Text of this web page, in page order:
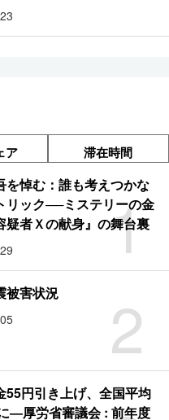
ア 滞在時間
1
を悼む：誰も考えつかな
リック──ミステリーの金
疑者Ｘの献身』の舞台裏
2
被害状況
55円引き上げ、全国平均
―厚労省審議会 : 前年度